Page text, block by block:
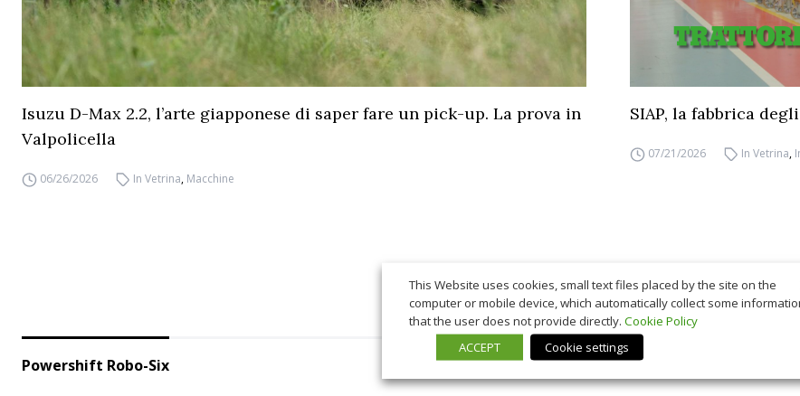
Isuzu D-Max 2.2, l’arte giapponese di saper fare un pick-up. La prova in
Valpolicella
06/26/2026 In Vetrina, Macchine
SIAP, la fabbrica
07/21/2026 In Vetrina,
Powershift Robo-Six
This Website uses cookies, small text files placed by the site on the
computer or mobile device, which automatically collect some
that the user does not provide directly. Cookie Policy
ACCEPT
Cookie settings